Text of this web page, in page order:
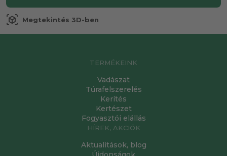
view_in_ar Megtekintés 3D-ben
TERMÉKEINK
Vadászat
Túrafelszerelés
Kerítés
Kertészet
Fogyasztói elállás
HÍREK, AKCIÓK
Aktualitások, blog